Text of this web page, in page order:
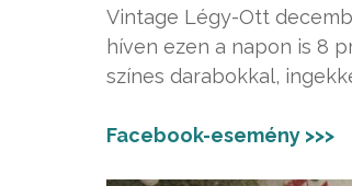
Vintage Légy-Ott
híven ezen a napon is 8
színes darabokkal,
Facebook-esemény >>>